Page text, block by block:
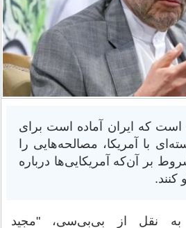
است که ایران آماده است برای
با آمریکا، مصالحه‌هایی را
بر آن‌که آمریکایی‌ها درباره
به نقل از بی‌بی‌سی، "مجید